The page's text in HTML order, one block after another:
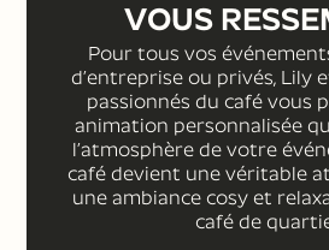
VOUS
Pour tous vos
d’entreprise ou privés, Lily
passionnés du café vous
animation personnalisée
l’atmosphère de votre
café devient une véritable
une ambiance cosy et
café de